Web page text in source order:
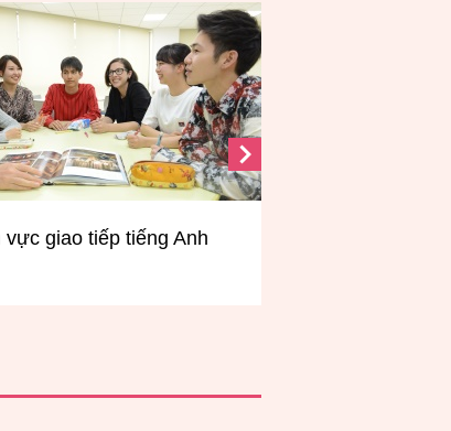
Lĩnh vực Truyền thông toàn cầu –